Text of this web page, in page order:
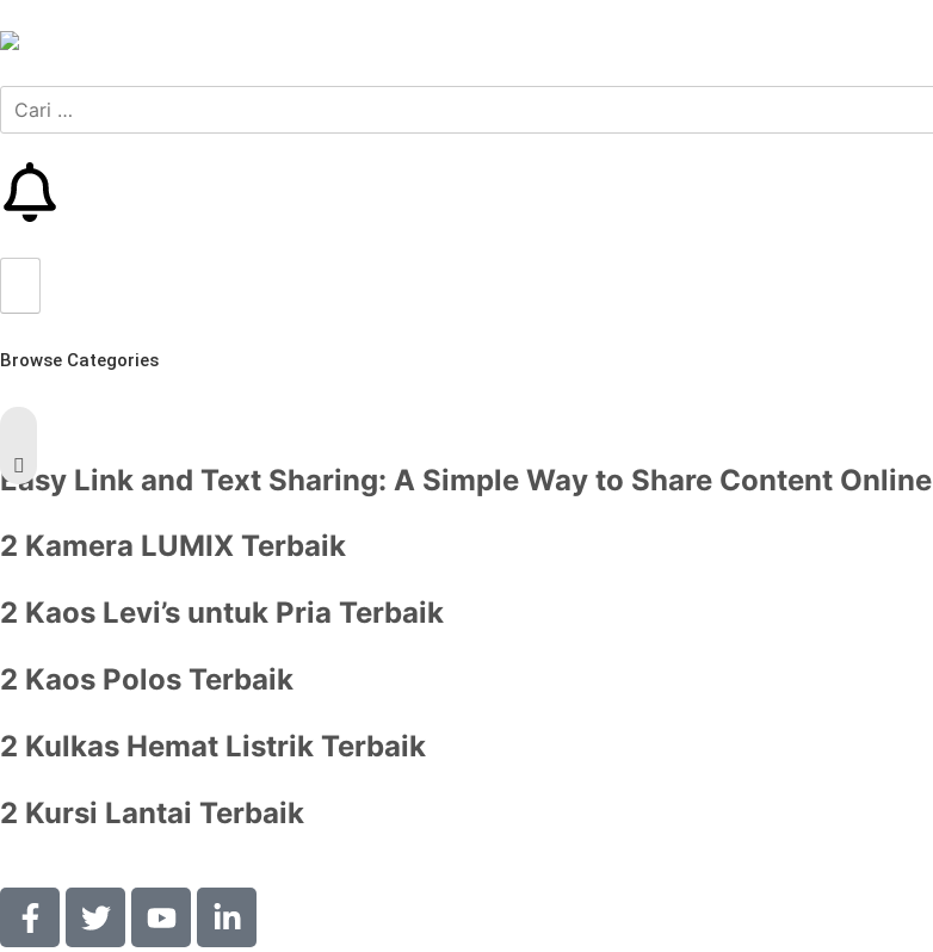
Browse Categories
Easy Link and Text Sharing: A Simple Way to Share Content Online
2 Kamera LUMIX Terbaik
2 Kaos Levi’s untuk Pria Terbaik
2 Kaos Polos Terbaik
2 Kulkas Hemat Listrik Terbaik
2 Kursi Lantai Terbaik